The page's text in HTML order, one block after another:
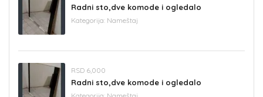
Radni sto,dve komode i ogledalo
Kategorija: Nameštaj
RSD 6,000
Radni sto,dve komode i ogledalo